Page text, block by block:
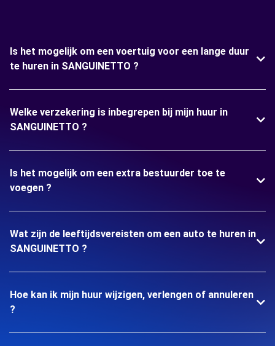
Is het mogelijk om een voertuig voor een lange duur
te huren in SANGUINETTO ?
Welke verzekering is inbegrepen bij mijn huur in
SANGUINETTO ?
Is het mogelijk om een extra bestuurder toe te
voegen ?
Wat zijn de leeftijdsvereisten om een auto te huren in
SANGUINETTO ?
Hoe kan ik mijn huur wijzigen, verlengen of annuleren
?